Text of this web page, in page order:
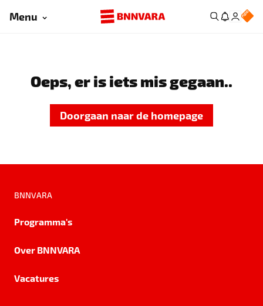
Menu
Oeps, er is iets mis gegaan..
Doorgaan naar de homepage
BNNVARA
Programma's
Over BNNVARA
Vacatures